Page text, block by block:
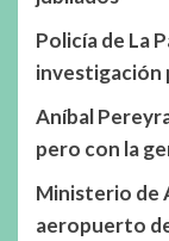
Policía de La
investigación
Aníbal
pero con la
Ministerio de
aeropuerto